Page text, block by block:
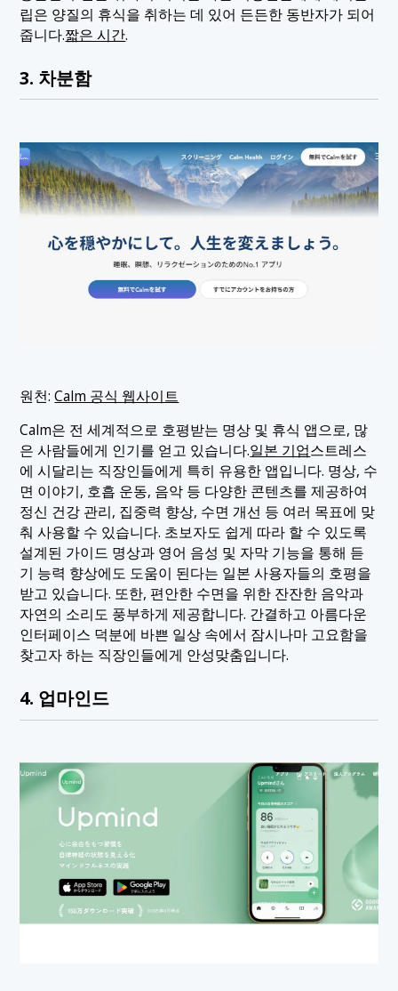
립은 양질의 휴식을 취하는 데 있어 든든한 동반자가 되어
줍니다.짧은 시간.
3. 차분함
원천:Calm 공식 웹사이트
Calm은 전 세계적으로 호평받는 명상 및 휴식 앱으로, 많
은 사람들에게 인기를 얻고 있습니다.일본 기업스트레스
에 시달리는 직장인들에게 특히 유용한 앱입니다. 명상, 수
면 이야기, 호흡 운동, 음악 등 다양한 콘텐츠를 제공하여
정신 건강 관리, 집중력 향상, 수면 개선 등 여러 목표에 맞
춰 사용할 수 있습니다. 초보자도 쉽게 따라 할 수 있도록
설계된 가이드 명상과 영어 음성 및 자막 기능을 통해 듣
기 능력 향상에도 도움이 된다는 일본 사용자들의 호평을
받고 있습니다. 또한, 편안한 수면을 위한 잔잔한 음악과
자연의 소리도 풍부하게 제공합니다. 간결하고 아름다운
인터페이스 덕분에 바쁜 일상 속에서 잠시나마 고요함을
찾고자 하는 직장인들에게 안성맞춤입니다.
4. 업마인드